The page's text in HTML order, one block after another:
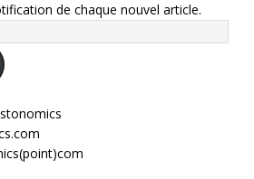
de chaque nouvel article.